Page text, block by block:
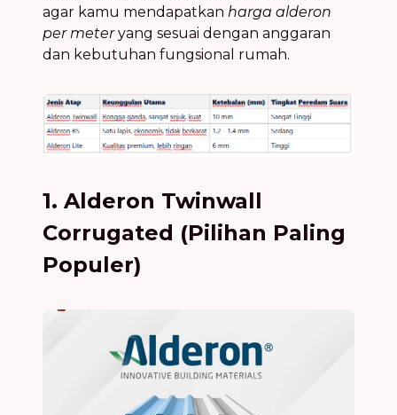
agar kamu mendapatkan harga alderon
per meteryang sesuai dengan anggaran
dan kebutuhan fungsional rumah.
1. Alderon Twinwall
Corrugated (Pilihan Paling
Populer)